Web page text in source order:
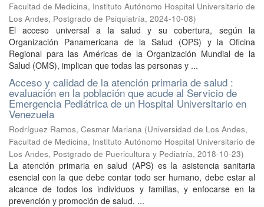
Facultad de Medicina, Instituto Autónomo Hospital Universitario de
Los Andes, Postgrado de Psiquiatría, 2024-10-08)
El acceso universal a la salud y su cobertura, según la
Organización Panamericana de la Salud (OPS) y la Oficina
Regional para las Américas de la Organización Mundial de la
Salud (OMS), implican que todas las personas y ...
Acceso y calidad de la atención primaria de salud :
evaluación en la población que acude al Servicio de
Emergencia Pediátrica de un Hospital Universitario en
Venezuela
Rodríguez Ramos, Cesmar Mariana (Universidad de Los Andes,
Facultad de Medicina, Instituto Autónomo Hospital Universitario de
Los Andes, Postgrado de Puericultura y Pediatría, 2018-10-23)
La atención primaria en salud (APS) es la asistencia sanitaria
esencial con la que debe contar todo ser humano, debe estar al
alcance de todos los individuos y familias, y enfocarse en la
prevención y promoción de salud. ...